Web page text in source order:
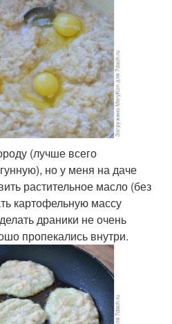
(лучше всего
но у меня на даче
растительное масло (без
картофельную массу
драники не очень
пропекались внутри.